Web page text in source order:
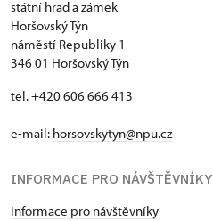
státní hrad a zámek
Horšovský Týn
náměstí Republiky 1
346 01 Horšovský Týn
tel. +420 606 666 413
e-mail: horsovskytyn@npu.cz
INFORMACE PRO NÁVŠTĚVNÍKY
Informace pro návštěvníky